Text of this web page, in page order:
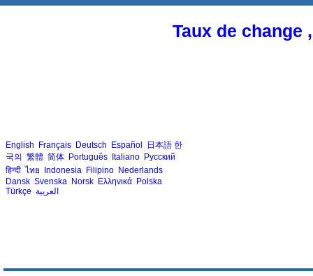
Taux de change
English Français Deutsch Español 日本語 한
국의 繁體 简体 Português Italiano Русский
हिन्दी ไทย Indonesia Filipino Nederlands
Dansk Svenska Norsk Ελληνικά Polska
Türkçe العربية